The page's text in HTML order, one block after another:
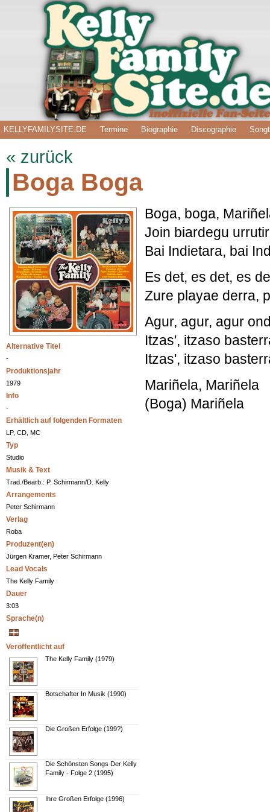
KELLYFAMILYSITE.DE Termine Biographie Discographie
« zurück
Boga Boga
Alternative Titel
-
Produktionsjahr
1979
Info
-
Erhältlich auf folgenden Formaten
LP, CD, MC
Typ
Studio
Musik & Text
Trad./Bearb.: P. Schirmann/D. Kelly
Arrangements
Peter Schirmann
Verlag
Roba
Produzent(en)
Jürgen Kramer, Peter Schirmann
Lead Vocals
The Kelly Family
Dauer
3:03
Sprache(n)
Veröffentlicht auf
The Kelly Family (1979)
Botschafter In Musik (1990)
Die Großen Erfolge (199?)
Die Schönsten Songs Der Kelly
Family - Folge 2 (1995)
Ihre Großen Erfolge (1996)
Boga, boga,
Join biardegu
Bai Indietara, bai
Es det, es det, es
Zure playae derra,
Agur, agur, agur
Itzas', itzaso
Itzas', itzaso
Mariñela, Mariñela
(Boga) Mariñela